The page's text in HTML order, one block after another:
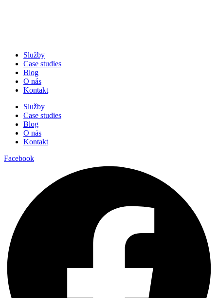
Služby
Case studies
Blog
O nás
Kontakt
Služby
Case studies
Blog
O nás
Kontakt
Facebook